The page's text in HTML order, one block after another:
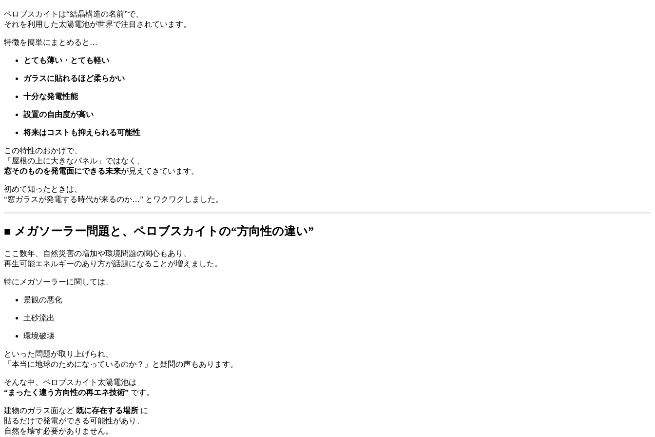
ペロブスカイトは“結晶構造の名前”で、
それを利用した太陽電池が世界で注目されています。
特徴を簡単にまとめると…
とても薄い・とても軽い
ガラスに貼れるほど柔らかい
十分な発電性能
設置の自由度が高い
将来はコストも抑えられる可能性
この特性のおかげで、
「屋根の上に大きなパネル」ではなく、
窓そのものを発電面にできる未来が見えてきています。
初めて知ったときは、
“窓ガラスが発電する時代が来るのか…” とワクワクしました。
■ メガソーラー問題と、ペロブスカイトの“方向性の違い”
ここ数年、自然災害の増加や環境問題の関心もあり、
再生可能エネルギーのあり方が話題になることが増えました。
特にメガソーラーに関しては、
景観の悪化
土砂流出
環境破壊
といった問題が取り上げられ、
「本当に地球のためになっているのか？」と疑問の声もあります。
そんな中、ペロブスカイト太陽電池は
“まったく違う方向性の再エネ技術” です。
建物のガラス面など 既に存在する場所 に
貼るだけで発電ができる可能性があり、
自然を壊す必要がありません。